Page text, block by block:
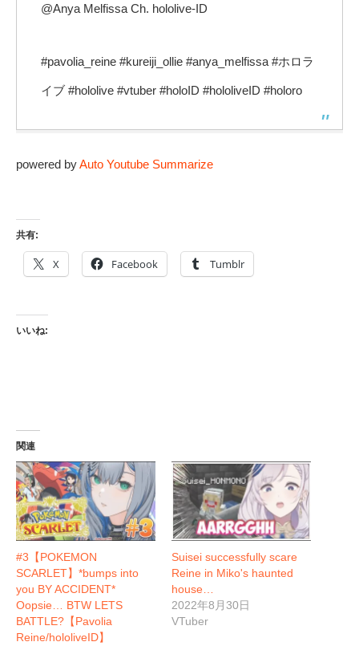
@Anya Melfissa Ch. hololive-ID
#pavolia_reine #kureiji_ollie #anya_melfissa #ホロラ
イブ #hololive #vtuber #holoID #hololiveID #holoro
powered byAuto Youtube Summarize
共有:
X Facebook Tumblr
いいね:
関連
#3【POKEMON
SCARLET】*bumps into
you BY ACCIDENT*
Oopsie… BTW LETS
BATTLE?【Pavolia
Reine/hololiveID】
Suisei successfully scare
Reine in Miko's haunted
house…
2022年8月30日
VTuber